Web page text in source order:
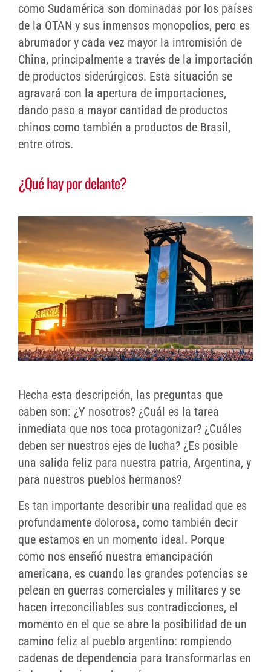
como Sudamérica son dominadas por los países
de la OTAN y sus inmensos monopolios, pero es
abrumador y cada vez mayor la intromisión de
China, principalmente a través de la importación
de productos siderúrgicos. Esta situación se
agravará con la apertura de importaciones,
dando paso a mayor cantidad de productos
chinos como también a productos de Brasil,
entre otros.
¿Qué hay por delante?
Hecha esta descripción, las preguntas que
caben son: ¿Y nosotros? ¿Cuál es la tarea
inmediata que nos toca protagonizar? ¿Cuáles
deben ser nuestros ejes de lucha? ¿Es posible
una salida feliz para nuestra patria, Argentina, y
para nuestros pueblos hermanos?
Es tan importante describir una realidad que es
profundamente dolorosa, como también decir
que estamos en un momento ideal. Porque
como nos enseñó nuestra emancipación
americana, es cuando las grandes potencias se
pelean en guerras comerciales y militares y se
hacen irreconciliables sus contradicciones, el
momento en el que se abre la posibilidad de un
camino feliz al pueblo argentino: rompiendo
cadenas de dependencia para transformarlas en